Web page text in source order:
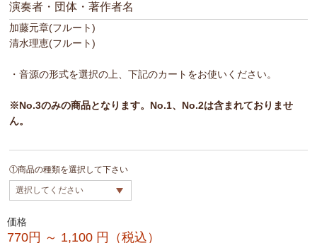
演奏者・団体・著作者名
加藤元章(フルート)
清水理恵(フルート)
・音源の形式を選択の上、下記のカートをお使いください。
※No.3のみの商品となります。No.1、No.2は含まれておりませ
ん。
①商品の種類を選択して下さい
価格
770円 ～ 1,100 円（税込）